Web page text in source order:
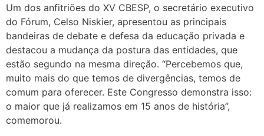
Um dos anfitriões do XV CBESP, o secretário executivo
do Fórum, Celso Niskier, apresentou as principais
bandeiras de debate e defesa da educação privada e
destacou a mudança da postura das entidades, que
estão segundo na mesma direção. “Percebemos que,
muito mais do que temos de divergências, temos de
comum para oferecer. Este Congresso demonstra isso:
o maior que já realizamos em 15 anos de história”,
comemorou.